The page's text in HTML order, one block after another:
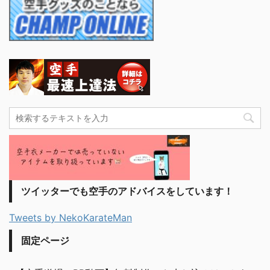
ツイッターでも空手のアドバイスをしています！
Tweets by NekoKarateMan
固定ページ